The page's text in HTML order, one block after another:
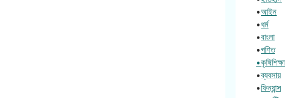
•আইন
•ধর্ম
•বাংলা
•গণিত
•কৃষিশিক্ষা
•ব্যবসায়
•ফিন্যান্স